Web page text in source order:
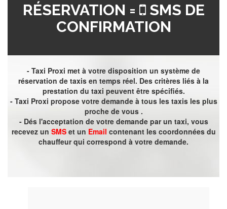
RÉSERVATION =
SMS DE
CONFIRMATION
- Taxi Proxi met à votre disposition un système de
réservation de taxis en temps réel. Des critères liés à la
prestation du taxi peuvent être spécifiés.
- Taxi Proxi propose votre demande à tous les taxis les plus
proche de vous .
- Dés l'acceptation de votre demande par un taxi, vous
recevez un SMSet un Email contenant les coordonnées du
chauffeur qui correspond à votre demande.